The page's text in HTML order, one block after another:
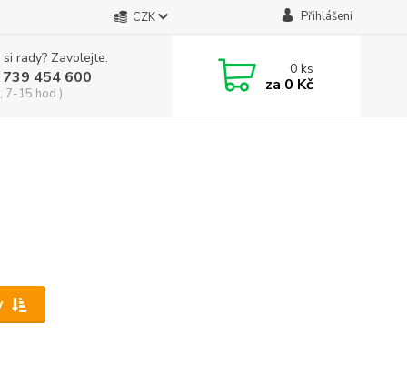
CZK Přihlášení
rady? Zavolejte.
454 600
7-15 hod.)
0ks
za 0 Kč